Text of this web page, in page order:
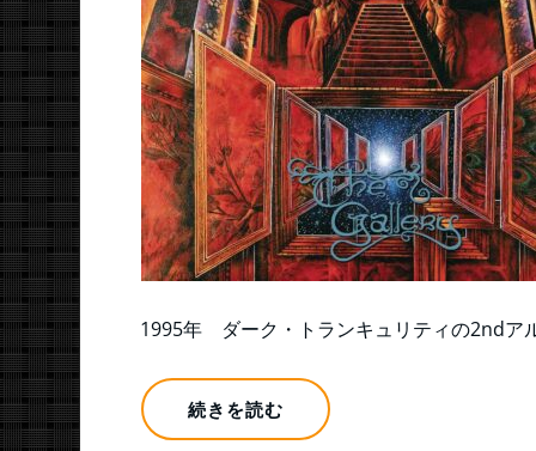
1995年 ダーク・トランキュリティの2ndア
続きを読む